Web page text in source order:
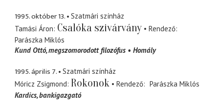
1995. október 13.
Szatmári színház
Tamási Áron Csalóka szivárvány
Rendező
Parászka Miklós
Kund Ottó megszomorodott filozófus Homály
1995. április 7.
Szatmári színház
Móricz Zsigmond Rokonok Rendező
Parászka Miklós
Kardics bankigazgató